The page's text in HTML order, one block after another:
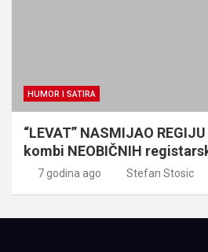
HUMOR I SATIRA
“LEVAT” NASMIJAO
kombi NEOBIČNIH
7 godina ago Stefan Stosic